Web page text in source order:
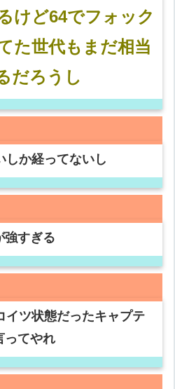
けど64でフォック
た世代もまだ相当
だろうし
しか経ってないし
強すぎる
イツ状態だったキャプテ
ってやれ